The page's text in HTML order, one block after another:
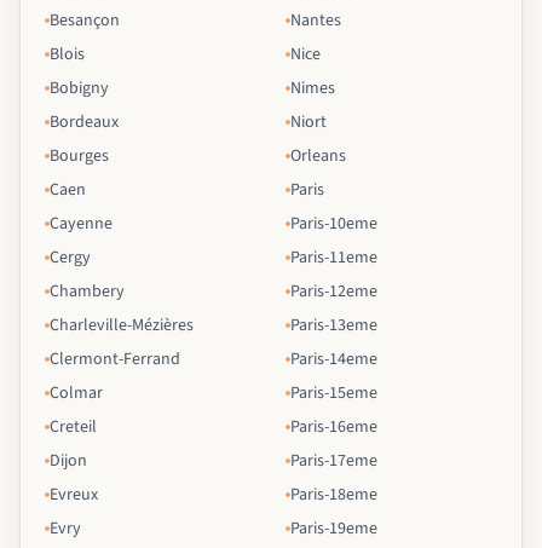
Besançon
Blois
Bobigny
Bordeaux
Bourges
Caen
Cayenne
Cergy
Chambery
Charleville-Mézières
Clermont-Ferrand
Colmar
Creteil
Dijon
Evreux
Evry
Nantes
Nice
Nimes
Niort
Orleans
Paris
Paris-10eme
Paris-11eme
Paris-12eme
Paris-13eme
Paris-14eme
Paris-15eme
Paris-16eme
Paris-17eme
Paris-18eme
Paris-19eme